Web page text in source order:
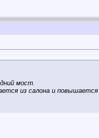
мост.
из салона и повышается